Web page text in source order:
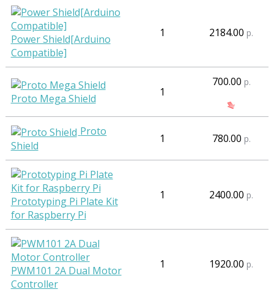
Power Shield[Arduino
Compatible]
1 2184.00 р.
Proto Mega Shield 1
700.00 р.
Proto
Shield
1 780.00 р.
Prototyping Pi Plate Kit
for Raspberry Pi
1 2400.00 р.
PWM101 2A Dual Motor
Controller
1 1920.00 р.